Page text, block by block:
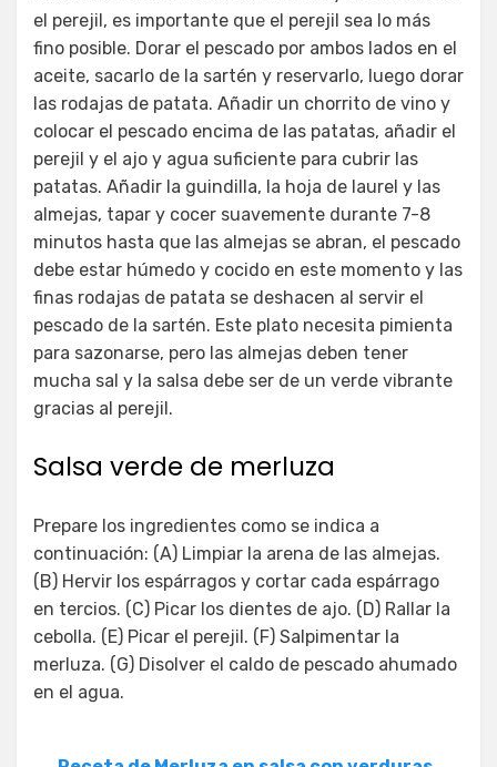
el perejil, es importante que el perejil sea lo más
fino posible. Dorar el pescado por ambos lados en el
aceite, sacarlo de la sartén y reservarlo, luego dorar
las rodajas de patata. Añadir un chorrito de vino y
colocar el pescado encima de las patatas, añadir el
perejil y el ajo y agua suficiente para cubrir las
patatas. Añadir la guindilla, la hoja de laurel y las
almejas, tapar y cocer suavemente durante 7-8
minutos hasta que las almejas se abran, el pescado
debe estar húmedo y cocido en este momento y las
finas rodajas de patata se deshacen al servir el
pescado de la sartén. Este plato necesita pimienta
para sazonarse, pero las almejas deben tener
mucha sal y la salsa debe ser de un verde vibrante
gracias al perejil.
Salsa verde de merluza
Prepare los ingredientes como se indica a
continuación: (A) Limpiar la arena de las almejas.
(B) Hervir los espárragos y cortar cada espárrago
en tercios. (C) Picar los dientes de ajo. (D) Rallar la
cebolla. (E) Picar el perejil. (F) Salpimentar la
merluza. (G) Disolver el caldo de pescado ahumado
en el agua.